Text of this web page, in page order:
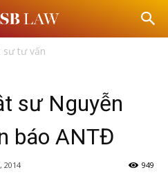
sư tư vấn
sư Nguyễn
báo ANTĐ
2014 949